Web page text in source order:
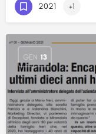
2021 +1
GEN 13